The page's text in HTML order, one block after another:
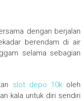
dengan berjalan
berendam di air
selama sebagian
slot depo 10k oleh
kala untuk diri sendiri